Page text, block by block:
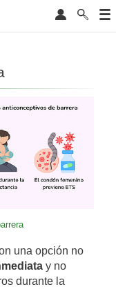
una opción no
y no
durante la